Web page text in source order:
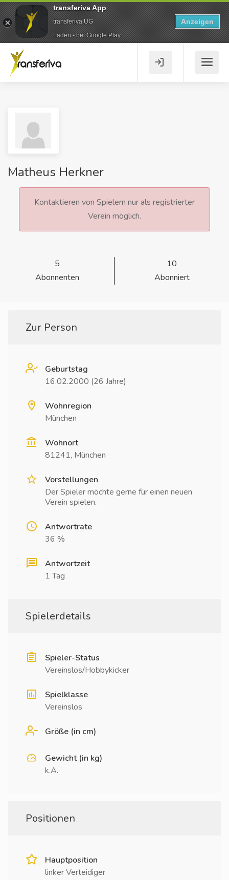
Matheus Herkner
Kontaktieren von Spielern nur als registrierter
Verein möglich.
5
Abonnenten
10
Abonniert
Zur Person
Geburtstag
16.02.2000 (26 Jahre)
Wohnregion
München
Wohnort
81241, München
Vorstellungen
Der Spieler möchte gerne für einen neuen
Verein spielen.
Antwortrate
36 %
Antwortzeit
1 Tag
Spielerdetails
Spieler-Status
Vereinslos/Hobbykicker
Spielklasse
Vereinslos
Größe (in cm)
Gewicht (in kg)
k.A.
Positionen
Hauptposition
linker Verteidiger
transferiva App
transferiva UG
Laden - bei Google Play
Anzeigen